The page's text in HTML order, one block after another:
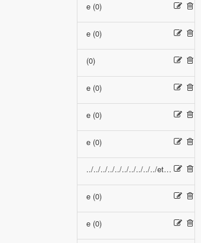
e (0)
e (0)
(0)
e (0)
e (0)
e (0)
../../../../../../../../../../etc/passwd (0)
e (0)
e (0)